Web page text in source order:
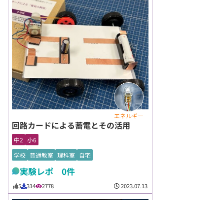
エネルギー
回路カードによる蓄電とその活用
中2 小6
学校 普通教室 理科室 自宅
実験レポ 0件
5 314 2778 2023.07.13